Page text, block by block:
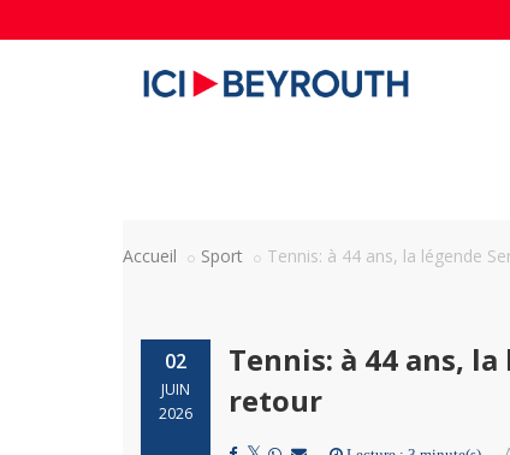
Accueil Sport Tennis: à 44 ans, la légende
02
JUIN
2026
Tennis: à 44 ans,
retour